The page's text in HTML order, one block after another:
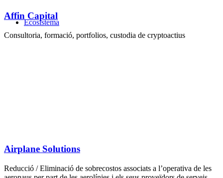
Ecosistema
Affin Capital
Consultoria, formació, portfolios, custodia de cryptoactius
Airplane Solutions
Reducció / Eliminació de sobrecostos associats a l’operativa de les